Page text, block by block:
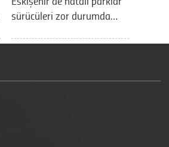
sürücüleri zor durumda…